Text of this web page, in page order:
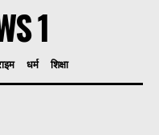
1
धर्म शिक्षा